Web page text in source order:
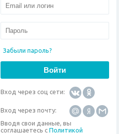
Забыли пароль?
Вход через соц сети:
Вход через почту:
Вводя свои данные, вы
соглашаетесь с Политикой